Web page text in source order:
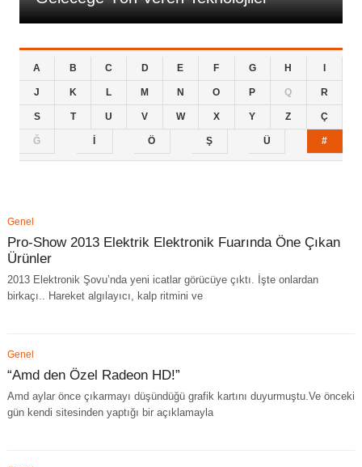
A B C D E F G H
J K L M N O P Q R
S T U V W X Y Z Ç
Ğ Ö Ş Ü #
Genel
Pro-Show 2013 Elektrik Elektronik Fuarında Öne Çıkan
Ürünler
2013 Elektronik Şovu’nda yeni icatlar görücüye çıktı. İşte onlardan
birkaçı.. Hareket algılayıcı, kalp ritmini ve
Genel
“Amd den Özel Radeon HD!”
Amd aylar önce çıkarmayı düşündüğü grafik kartını duyurmuştu.Ve önceki
gün kendi sitesinden yaptığı bir açıklamayla